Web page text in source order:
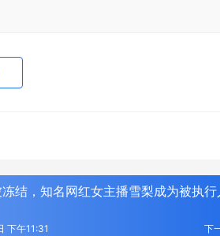
结，知名网红女主播雪梨成为被执行
下
下午11:31